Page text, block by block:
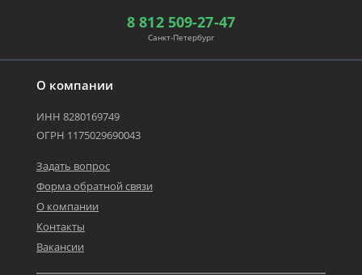
О компании
ИНН 8280169749
ОГРН 1175029690043
Задать вопрос
Форма обратной связи
О компании
Контакты
Вакансии
8 812 509-27-47
Санкт-Петербург